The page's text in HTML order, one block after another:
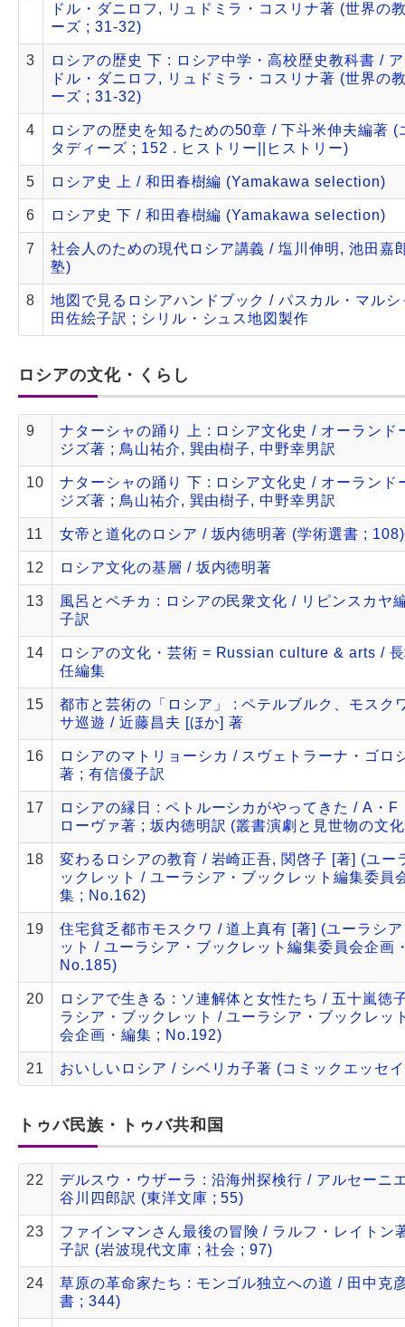
ドル・ダニロフ, リュドミラ・コスリナ著 (世界の
ーズ ; 31-32)
3
ロシアの歴史 下 : ロシア中学・高校歴史教科書 /
ドル・ダニロフ, リュドミラ・コスリナ著 (世界の
ーズ ; 31-32)
4
ロシアの歴史を知るための50章 / 下斗米伸夫編著 (
タディーズ ; 152 . ヒストリー||ヒストリー)
5 ロシア史 上 / 和田春樹編 (Yamakawa selection)
6 ロシア史 下 / 和田春樹編 (Yamakawa selection)
7
社会人のための現代ロシア講義 / 塩川伸明, 池田嘉
塾)
8
地図で見るロシアハンドブック / パスカル・マル
田佐絵子訳 ; シリル・シュス地図製作
ロシアの文化・くらし
9
ナターシャの踊り 上 : ロシア文化史 / オーランド
ジズ著 ; 鳥山祐介, 巽由樹子, 中野幸男訳
10
ナターシャの踊り 下 : ロシア文化史 / オーランド
ジズ著 ; 鳥山祐介, 巽由樹子, 中野幸男訳
11 女帝と道化のロシア / 坂内徳明著 (学術選書 ; 108)
12 ロシア文化の基層 / 坂内徳明著
13
風呂とペチカ : ロシアの民衆文化 / リピンスカヤ
子訳
14
ロシアの文化・芸術 = Russian culture & arts /
任編集
15
都市と芸術の「ロシア」 : ペテルブルク、モスク
サ巡遊 / 近藤昌夫 [ほか] 著
16
ロシアのマトリョーシカ / スヴェトラーナ・ゴロ
著 ; 有信優子訳
17
ロシアの縁日 : ペトルーシカがやってきた / A・F
ローヴァ著 ; 坂内徳明訳 (叢書演劇と見世物の文
18
変わるロシアの教育 / 岩崎正吾, 関啓子 [著] (ユー
ックレット / ユーラシア・ブックレット編集委員
集 ; No.162)
19
住宅貧乏都市モスクワ / 道上真有 [著] (ユーラシ
ット / ユーラシア・ブックレット編集委員会企画
No.185)
20
ロシアで生きる : ソ連解体と女性たち / 五十嵐徳
ラシア・ブックレット / ユーラシア・ブックレッ
会企画・編集 ; No.192)
21 おいしいロシア / シベリカ子著 (コミックエッセ
トゥバ民族・トゥバ共和国
22
デルスウ・ウザーラ : 沿海州探検行 / アルセーニ
谷川四郎訳 (東洋文庫 ; 55)
23
ファインマンさん最後の冒険 / ラルフ・レイトン
子訳 (岩波現代文庫 ; 社会 ; 97)
24
草原の革命家たち : モンゴル独立への道 / 田中克
書 ; 344)